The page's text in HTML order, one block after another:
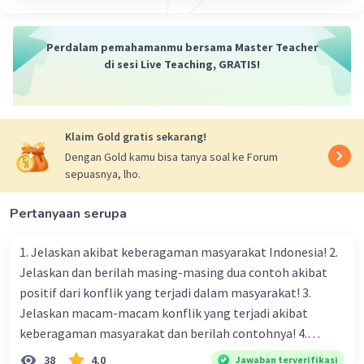
Perdalam pemahamanmu bersama Master Teacher
di sesi Live Teaching, GRATIS!
Klaim Gold gratis sekarang!
Dengan Gold kamu bisa tanya soal ke Forum
sepuasnya, lho.
Pertanyaan serupa
1. Jelaskan akibat keberagaman masyarakat Indonesia! 2.
Jelaskan dan berilah masing-masing dua contoh akibat
positif dari konflik yang terjadi dalam masyarakat! 3.
Jelaskan macam-macam konflik yang terjadi akibat
keberagaman masyarakat dan berilah contohnya! 4.
Mengapa dalam masyarakat yang memiliki keberagaman
38 4.0 Jawaban terverifikasi